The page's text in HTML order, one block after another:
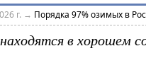
г. → Порядка 97% озимых в
в хорошем